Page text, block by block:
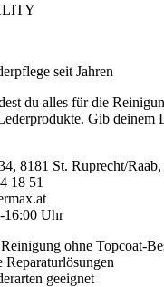
seit Jahren
du alles für die
Gib deinem
8181 St. Ruprecht/
18 51
16:00 Uhr
ohne Topcoat-
Reparaturlösungen
geeignet